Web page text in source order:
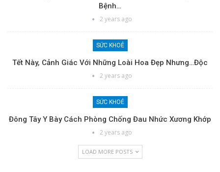
Bệnh…
2 years ago
SỨC KHOẺ
Tết Này, Cảnh Giác Với Những Loài Hoa Đẹp Nhưng…độc
2 years ago
SỨC KHOẺ
Đông Tây Y Bày Cách Phòng Chống Đau Nhức Xương Khớp
2 years ago
LOAD MORE POSTS